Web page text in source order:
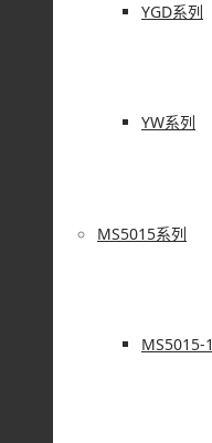
YGD系列
YW系列
MS5015系列
MS5015-